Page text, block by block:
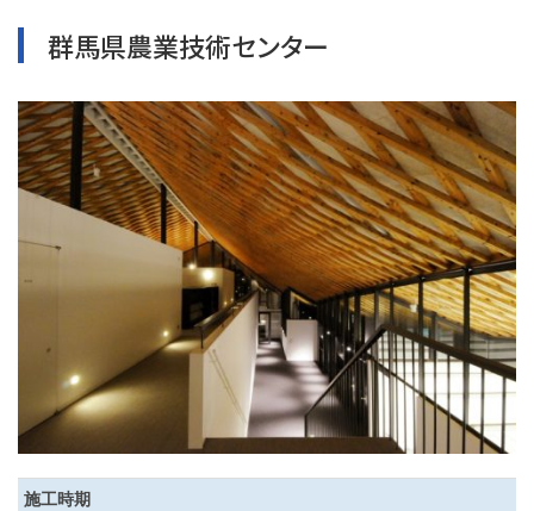
群馬県農業技術センター
施工時期